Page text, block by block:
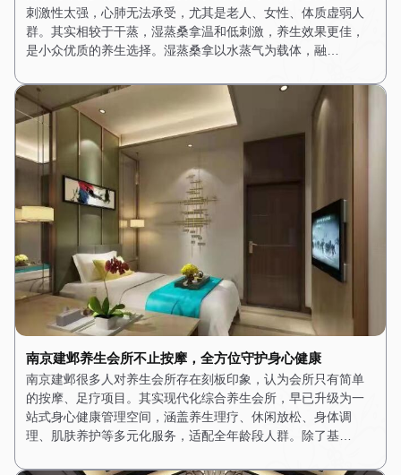
刺激性太强，心肺无法承受，尤其是老人、女性、体质虚弱人
群。其实相较于干蒸，湿蒸桑拿温和低刺激，养生效果更佳，
是小众优质的养生选择。湿蒸桑拿以水蒸气为载体，融…
南京建邺养生会所不止按摩，全方位守护身心健康
南京建邺很多人对养生会所存在刻板印象，认为会所只有简单
的按摩、足疗项目。其实现代化综合养生会所，早已升级为一
站式身心健康管理空间，涵盖养生理疗、休闲放松、身体调
理、肌肤养护等多元化服务，适配全年龄段人群。除了基…